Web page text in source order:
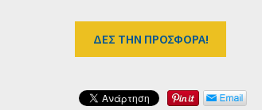
was:
492.00 €.
τιμή
είναι:
ΔΕΣ ΤΗΝ ΠΡΟΣΦΟΡΑ!